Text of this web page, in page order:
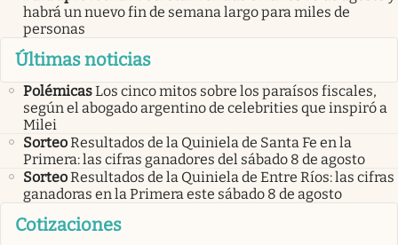
habrá un nuevo fin de semana largo para miles de
personas
Últimas noticias
PolémicasLos cinco mitos sobre los paraísos fiscales,
según el abogado argentino de celebrities que inspiró a
Milei
SorteoResultados de la Quiniela de Santa Fe en la
Primera: las cifras ganadores del sábado 8 de agosto
SorteoResultados de la Quiniela de Entre Ríos: las cifras
ganadoras en la Primera este sábado 8 de agosto
Cotizaciones